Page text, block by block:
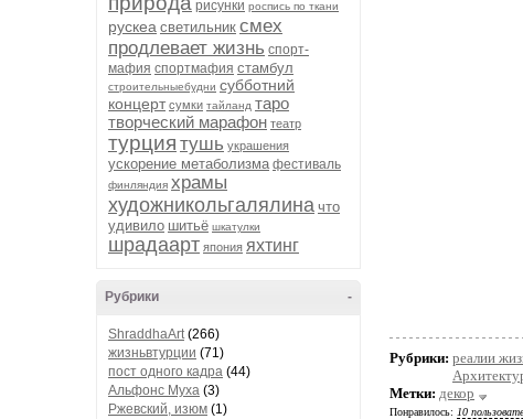
рисунки роспись по ткани
рускеа светильник смех
продлевает жизнь спорт-
мафия спортмафия стамбул
строительныебудни субботний
концерт сумки тайланд таро
творческий марафон театр
турция тушь украшения
ускорение метаболизма фестиваль
финляндия храмы
художникольгалялина что
удивило шитьё шкатулки
шрадаарт япония яхтинг
-
Рубрики
ShraddhaArt(266)
жизньвтурции (71)
пост одного кадра (44)
Альфонс Муха (3)
Ржевский, изюм (1)
Рубрики: реалии
Метки: декор
Понравилось: 10